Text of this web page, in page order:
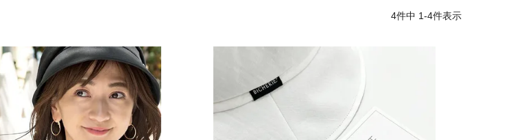
4件中 1-4件表示